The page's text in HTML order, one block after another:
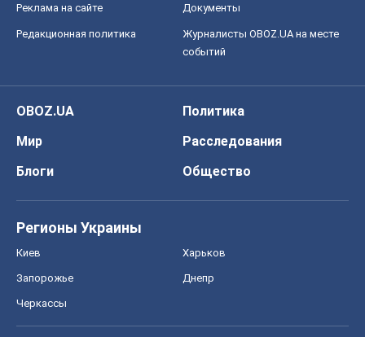
Реклама на сайте Документы
Редакционная политика
Журналисты OBOZ.UA на месте
событий
OBOZ.UA
Политика
Мир
Расследования
Блоги
Общество
Регионы Украины
Киев Харьков
Запорожье Днепр
Черкассы